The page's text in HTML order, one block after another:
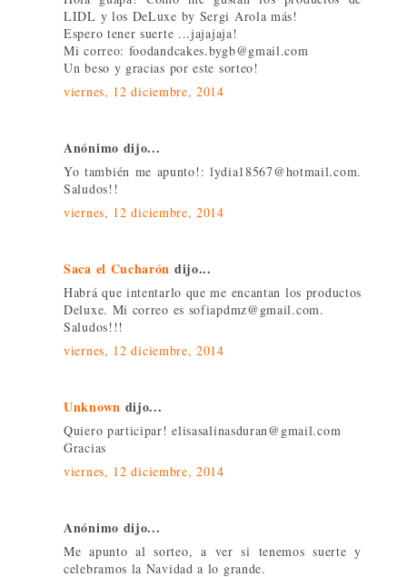
LIDL y los DeLuxe by Sergi Arola más!
Espero tener suerte ...jajajaja!
Mi correo: foodandcakes.bygb@gmail.com
Un beso y gracias por este sorteo!
viernes, 12 diciembre, 2014
Anónimo dijo...
Yo también me apunto!: lydia18567@hotmail.com.
Saludos!!
viernes, 12 diciembre, 2014
Saca el Cucharón dijo...
Habrá que intentarlo que me encantan los productos
Deluxe. Mi correo es sofiapdmz@gmail.com.
Saludos!!!
viernes, 12 diciembre, 2014
Unknown dijo...
Quiero participar! elisasalinasduran@gmail.com
Gracias
viernes, 12 diciembre, 2014
Anónimo dijo...
Me apunto al sorteo, a ver si tenemos suerte y
celebramos la Navidad a lo grande.